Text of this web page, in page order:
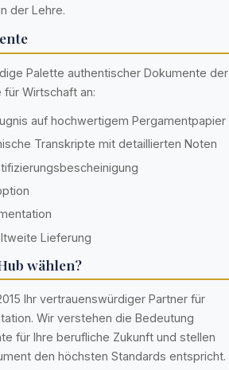
der Lehre.
Palette authentischer Dokumente der
für Wirtschaft an:
auf hochwertigem Pergamentpapier
Transkripte mit detaillierten Noten
Lieferung
wählen?
Ihr vertrauenswürdiger Partner für
Wir verstehen die Bedeutung
für Ihre berufliche Zukunft und stellen
den höchsten Standards entspricht.